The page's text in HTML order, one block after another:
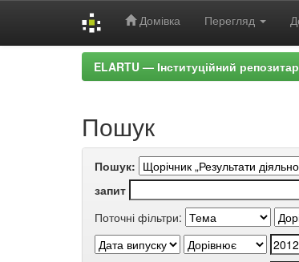
Домівка Перегляд
ELARTU — Інституційний
Пошук
Пошук:
запит
Поточні фільтри: